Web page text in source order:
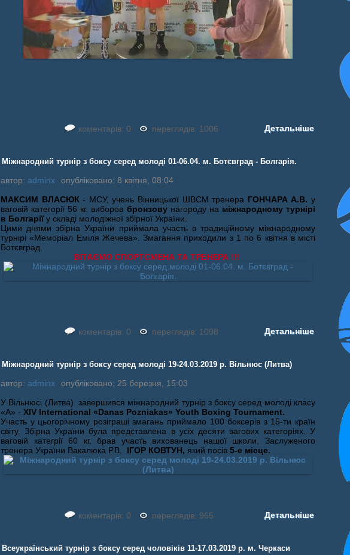
коментарів: 0 переглядів: 1006 Детальніше
Міжнародний турнір з боксу серед молоді 01-06.04. м. Ботєвград - Болгарія.
автор: adminx
опубліковано: 8 квітня, 08:04
МАКСИМ ВЛАСЮК- МСУ, учень Вінницької ШВСМ тренера ГОНЧАРА А.В. у
ваговій категорії 56 кг. виборов бронзовунагороду на міжнародному турнірі
в Болгарії у складі молодіжної збірної України.
Цими днями збірна України приймала участь в традиційному міжнародному
турнірі «Меморіал Еміля Жечева». Змагання приходили з 1 по 6 квітня в місті
Ботєвград.
ВІТАЄМО СПОРТСМЕНА ТА ТРЕНЕРА !!!
коментарів: 0 переглядів: 1098 Детальніше
Міжнародний турнір з боксу серед молоді 19-24.03.2019 р. Вільнюс (Литва)
автор: adminx
опубліковано: 25 березня, 15:03
У Вільнюсі (Литва) завершився міжнародний турнір з боксу серед молоді класу
«А» - XIV International «Danas Pozniakas» Youth Boxing Tournament.
Участь у цьогорічному розіграші змагань приймало 100 боксерів з 15-ти країн
світу. Збірна України була представлена в усіх десяти вагових категоріях. У
ваговій категрії 60 кг. брав участь вихованець нашої школи, Заслуженого
тренера України Вакалюка Р.В.
ІГОР КОВТУН, який посів 5-е місце.
коментарів: 0 переглядів: 965 Детальніше
Всеукраїнський турнір з боксу серед чоловіків 11-17.03.2019 р. м. Черкаси